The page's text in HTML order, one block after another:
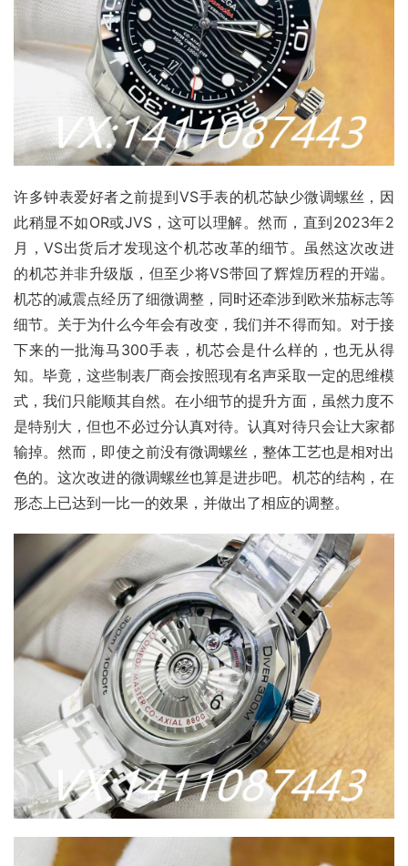
许多钟表爱好者之前提到VS手表的机芯缺少微调螺丝，因
此稍显不如OR或JVS，这可以理解。然而，直到2023年2
月，VS出货后才发现这个机芯改革的细节。虽然这次改进
的机芯并非升级版，但至少将VS带回了辉煌历程的开端。
机芯的减震点经历了细微调整，同时还牵涉到欧米茄标志等
细节。关于为什么今年会有改变，我们并不得而知。对于接
下来的一批海马300手表，机芯会是什么样的，也无从得
知。毕竟，这些制表厂商会按照现有名声采取一定的思维模
式，我们只能顺其自然。在小细节的提升方面，虽然力度不
是特别大，但也不必过分认真对待。认真对待只会让大家都
输掉。然而，即使之前没有微调螺丝，整体工艺也是相对出
色的。这次改进的微调螺丝也算是进步吧。机芯的结构，在
形态上已达到一比一的效果，并做出了相应的调整。